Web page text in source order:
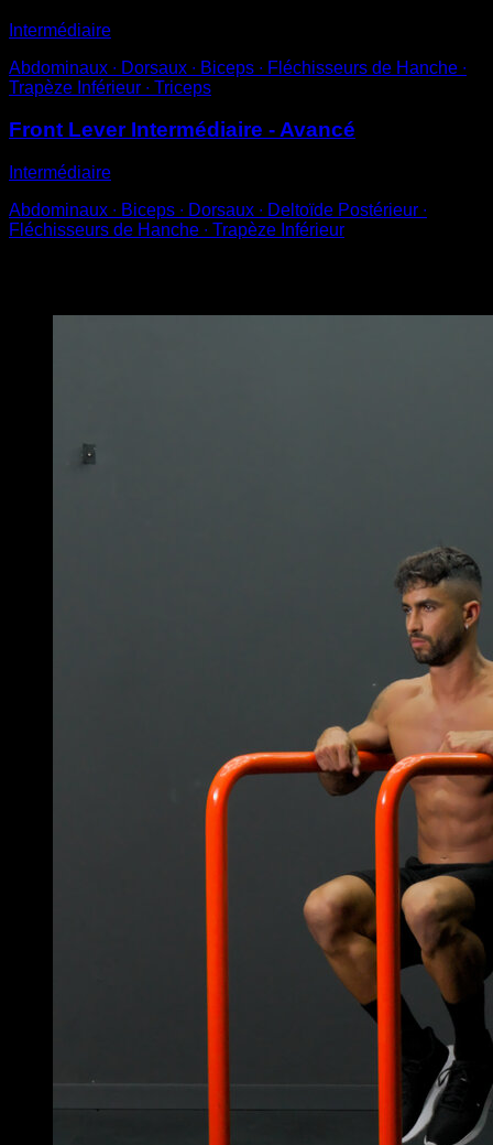
Intermédiaire
Abdominaux ∙ Dorsaux ∙ Biceps ∙ Fléchisseurs de Hanche ∙
Trapèze Inférieur ∙ Triceps
Front Lever Intermédiaire - Avancé
Intermédiaire
Abdominaux ∙ Biceps ∙ Dorsaux ∙ Deltoïde Postérieur ∙
Fléchisseurs de Hanche ∙ Trapèze Inférieur